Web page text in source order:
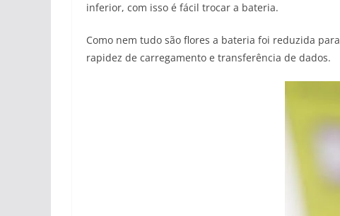
inferior, com isso é fácil trocar a bateria.
Como nem tudo são flores a bateria foi reduzida
rapidez de carregamento e transferência de dados.